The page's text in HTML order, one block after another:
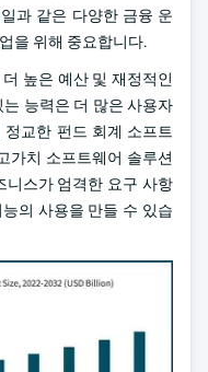
과 같은 다양한 금융 운
을 위해 중요합니다.
높은 예산 및 재정적인
능력은 더 많은 사용자
교한 펀드 회계 소프트
가치 소프트웨어 솔루션
니스가 엄격한 요구 사항
의 사용을 만들 수 있습